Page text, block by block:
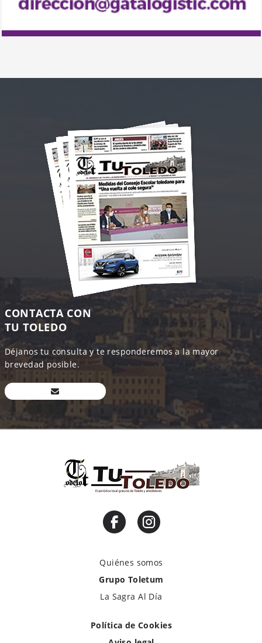
CONTACTA CON
TU TOLEDO
Déjanos tu consulta y te responderemos a la mayor
brevedad posible.
Quiénes somos
Grupo Toletum
La Sagra Al Día
Política de Cookies